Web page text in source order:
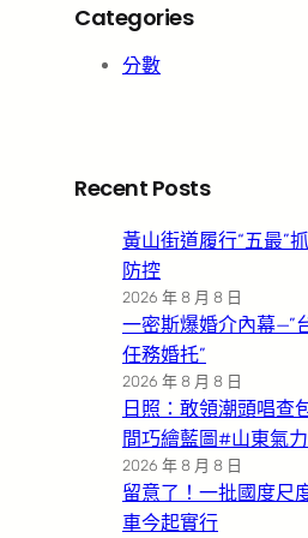
Categories
分數
Recent Posts
黃山街道履行“五最”
防控
2026 年 8 月 8 日
一密斯爆婚介內幕—”
任務婚托”
2026 年 8 月 8 日
日照：敢領潮頭唱查
間巧繪藍圖#山東氣
2026 年 8 月 8 日
留意了！一批國度尺
車今起實行